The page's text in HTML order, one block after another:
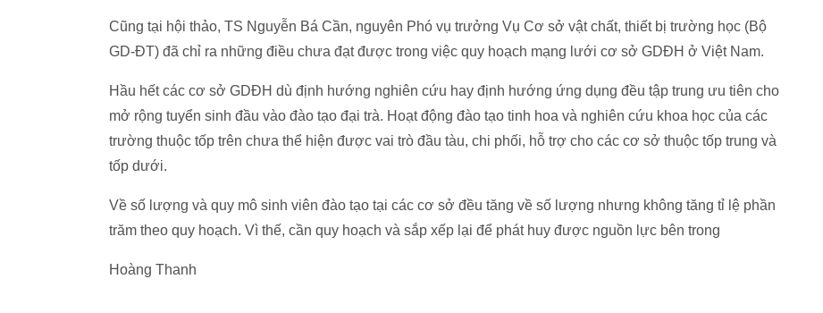
Cũng tại hội thảo, TS Nguyễn Bá Cần, nguyên Phó vụ trưởng Vụ Cơ sở vật chất, thiết bị trường học (Bộ
GD-ĐT) đã chỉ ra những điều chưa đạt được trong việc quy hoạch mạng lưới cơ sở GDĐH ở Việt Nam.
Hầu hết các cơ sở GDĐH dù định hướng nghiên cứu hay định hướng ứng dụng đều tập trung ưu tiên cho
mở rộng tuyển sinh đầu vào đào tạo đại trà. Hoạt động đào tạo tinh hoa và nghiên cứu khoa học của các
trường thuộc tốp trên chưa thể hiện được vai trò đầu tàu, chi phối, hỗ trợ cho các cơ sở thuộc tốp trung và
tốp dưới.
Về số lượng và quy mô sinh viên đào tạo tại các cơ sở đều tăng về số lượng nhưng không tăng tỉ lệ phần
trăm theo quy hoạch. Vì thế, cần quy hoạch và sắp xếp lại để phát huy được nguồn lực bên trong
Hoàng Thanh